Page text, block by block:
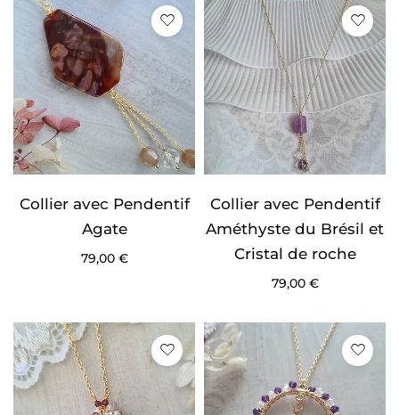
Collier avec Pendentif
Agate
79,00 €
Collier avec Pendentif
Améthyste du Brésil et
Cristal de roche
79,00 €